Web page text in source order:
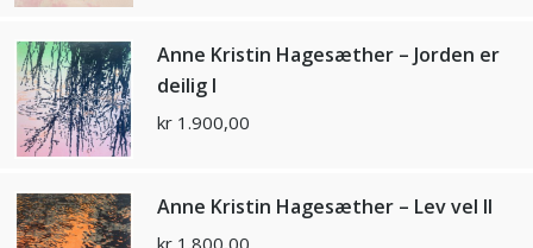
Anne Kristin Hagesæther – Jorden er
deilig I
kr 1.900,00
Anne Kristin Hagesæther – Lev vel II
kr 1.800,00